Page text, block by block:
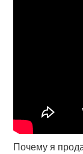
Почему я